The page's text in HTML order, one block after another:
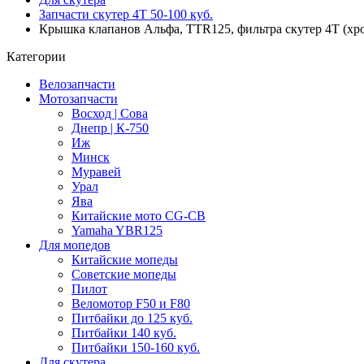
Запчасти скутер 4Т 50-100 куб.
Крышка клапанов Альфа, TTR125, фильтра скутер 4Т
Категории
Велозапчасти
Мотозапчасти
Восход | Сова
Днепр | К-750
Иж
Минск
Муравей
Урал
Ява
Китайские мото CG-CB
Yamaha YBR125
Для мопедов
Китайские мопеды
Советские мопеды
Пилот
Веломотор F50 и F80
Питбайки до 125 куб.
Питбайки 140 куб.
Питбайки 150-160 куб.